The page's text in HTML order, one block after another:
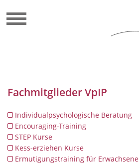
Fachmitglieder VpIP
Individualpsychologische Beratung
Encouraging-Training
STEP Kurse
Kess-erziehen Kurse
Ermutigungstraining für Erwachsene